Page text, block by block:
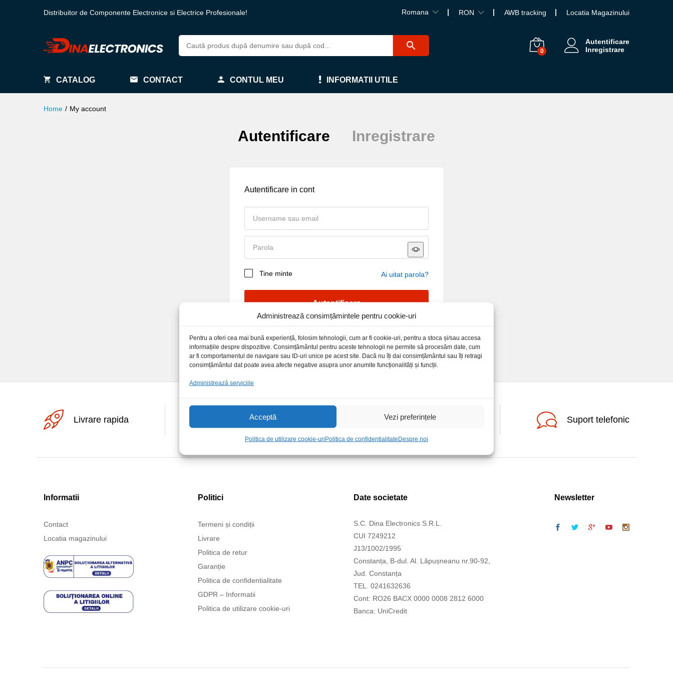
Administrează consimțămintele pentru cookie-uri
Pentru a oferi cea mai bună experiență, folosim tehnologii, cum ar fi cookie-uri, pentru a stoca și/sau accesa
informațiile despre dispozitive. Consimțământul pentru aceste tehnologii ne permite să procesăm date, cum
ar fi comportamentul de navigare sau ID-uri unice pe acest site. Dacă nu îți dai consimțământul sau îți retragi
consimțământul dat poate avea afecte negative asupra unor anumite funcționalități și funcții.
Administrează serviciile
Acceptă Vezi preferințele
Politica de utilizare cookie-uriPolitica de confidentialitateDespre noi
Distribuitor de Componente Electronice si Electrice Profesionale! Romana RON AWB tracking Locatia Magazinului
0
Autentificare
Inregistrare
CATALOG CONTACT CONTUL MEU INFORMATII UTILE
Home / My account
Autentificare Inregistrare
Autentificare in cont
Tine minte Ai uitat parola?
Autentificare
Datele personale vor fi folosite pentru a-ți susține
Inregistrare
Livrare rapida Posibilitate retur Plata securizata Suport telefonic
Informatii
Contact
Locatia magazinului
Politici
Termeni și condiții
Livrare
Politica de retur
Garanție
Politica de confidentialitate
GDPR – Informatii
Politica de utilizare cookie-uri
Date societate
S.C. Dina Electronics S.R.L.
CUI 7249212
J13/1002/1995
Constanța, B-dul. Al. Lăpușneanu nr.90-92,
Jud. Constanța
TEL. 0241632636
Cont: RO26 BACX 0000 0008 2812 6000
Banca: UniCredit
Newsletter